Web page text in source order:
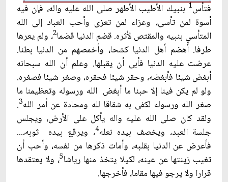
فتأس1 بنبيك الأطيب الأطهر صلى الله عليه واله، فإن فيه
أسوة لمن تأسى، وعزاء لمن تعزى وأحب العباد إلى الله
المتأسي بنبيه والمقتص لأثره. قضم الدنيا قضما2، ولم يعرها
طرفا. أهضم أهل الدنيا كشحا، وأخمصهم من الدنيا بطنا.
عرضت عليه الدنيا فأبى أن يقبلها. وعلم أن الله سبحانه
أبغض شيئا فأبغضه، وحقر شيئا فحقره، وصغر شيئا فصغره.
ولو لم يكن فينا إلا حبنا ما أبغض الله ورسوله وتعظيمنا ما
صغر الله ورسوله لكفى به شقاقا لله ومحادة عن أمر الله3
.
ولقد كان صلى الله عليه واله يأكل على الأرض، ويجلس
جلسة العبد، ويخصف بيده نعله4، ويرقع بيده ثوبه،...
فأعرض عن الدنيا بقلبه، وأمات ذكرها من نفسه، وأحب أن
تغيب زينتها عن عينه، لكيلا يتخذ منها رياشا5، ولا يعتقدها
قرارا ولا يرجو فيها مقاما، فأخرجها.